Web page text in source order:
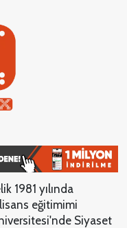
1981 yılında
eğitimimi
Siyaset